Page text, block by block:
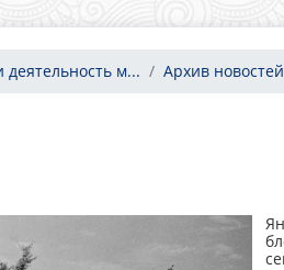
м... Архив новостей